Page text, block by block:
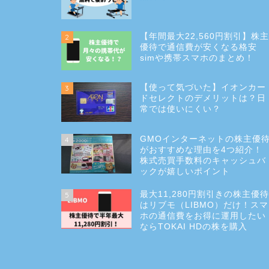
2
【年間最大22,560円割引】株主
優待で通信費が安くなる格安
simや携帯スマホのまとめ！
3
【使って気づいた】イオンカー
ドセレクトのデメリットは？日
常では使いにくい？
4
GMOインターネットの株主優待
がおすすめな理由を4つ紹介！
株式売買手数料のキャッシュバ
ックが嬉しいポイント
5
最大11,280円割引きの株主優待
はリブモ（LIBMO）だけ！スマ
ホの通信費をお得に運用したい
ならTOKAI HDの株を購入